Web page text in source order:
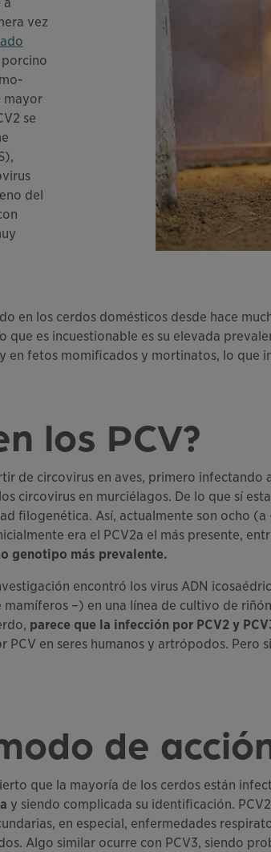
a
vez
mayor
se
del
en los cerdos domésticos desde hace
es incuestionable es su elevada
en fetos momificados y mortinatos, lo que
los PCV?
de circovirus en aves, primero
circovirus en murciélagos. De lo que sí
filogenética. Así, actualmente son ocho
era el PCV2a el más presente,
genotipo más prevalente.
encontró los virus ADN
–) en una línea de cultivo de
parece que la infección por PCV2 y
en seres humanos y artrópodos. Pero
de
que la mayoría de los cerdos están
y siendo complicada su identificación.
en especial, enfermedades
Algo similar ocurre con PCV3, siendo